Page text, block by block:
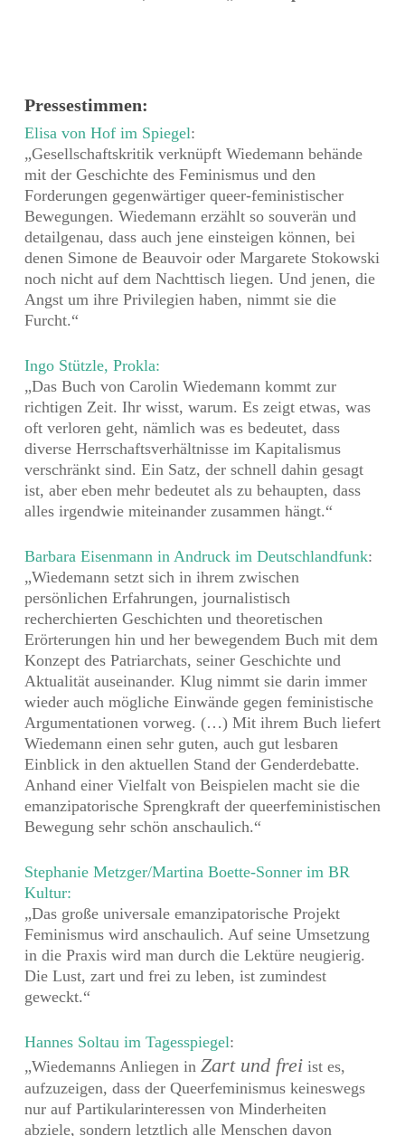
Pressestimmen:
Elisa von Hof im Spiegel:
„Gesellschaftskritik verknüpft Wiedemann behände
mit der Geschichte des Feminismus und den
Forderungen gegenwärtiger queer-feministischer
Bewegungen. Wiedemann erzählt so souverän und
detailgenau, dass auch jene einsteigen können, bei
denen Simone de Beauvoir oder Margarete Stokowski
noch nicht auf dem Nachttisch liegen. Und jenen, die
Angst um ihre Privilegien haben, nimmt sie die
Furcht.“
Ingo Stützle, Prokla:
„Das Buch von Carolin Wiedemannkommt zur
richtigen Zeit. Ihr wisst, warum. Es zeigt etwas, was
oft verloren geht, nämlich was es bedeutet, dass
diverse Herrschaftsverhältnisseim Kapitalismus
verschränkt sind. Ein Satz, der schnell dahin gesagt
ist, aber eben mehr bedeutet als zu behaupten, dass
alles irgendwie miteinander zusammen hängt.“
Barbara Eisenmann in Andruck im Deutschlandfunk:
„Wiedemann setzt sich in ihrem zwischen
persönlichen Erfahrungen, journalistisch
recherchierten Geschichten und theoretischen
Erörterungen hin und her bewegendem Buch mit dem
Konzept des Patriarchats, seiner Geschichte und
Aktualität auseinander. Klug nimmt sie darin immer
wieder auch mögliche Einwände gegen feministische
Argumentationen vorweg. (…) Mit ihrem Buch liefert
Wiedemann einen sehr guten, auch gut lesbaren
Einblick in den aktuellen Stand der Genderdebatte.
Anhand einer Vielfalt von Beispielen macht sie die
emanzipatorische Sprengkraft der queerfeministischen
Bewegung sehr schön anschaulich.“
Stephanie Metzger/Martina Boette-Sonner im BR
Kultur:
„Das große universale emanzipatorische Projekt
Feminismus wird anschaulich. Auf seine Umsetzung
in die Praxis wird man durch die Lektüre neugierig.
Die Lust, zart und frei zu leben, ist zumindest
geweckt.“
Hannes Soltau im Tagesspiegel:
„Wiedemanns Anliegen in Zart und freiist es,
aufzuzeigen, dass der Queerfeminismus keineswegs
nur auf Partikularinteressen von Minderheiten
abziele, sondern letztlich alle Menschen davon